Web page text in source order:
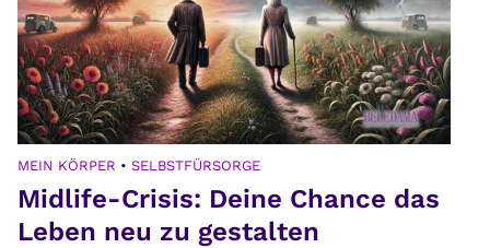
MEIN KÖRPER • SELBSTFÜRSORGE
Midlife-Crisis: Deine Chance das
Leben neu zu gestalten